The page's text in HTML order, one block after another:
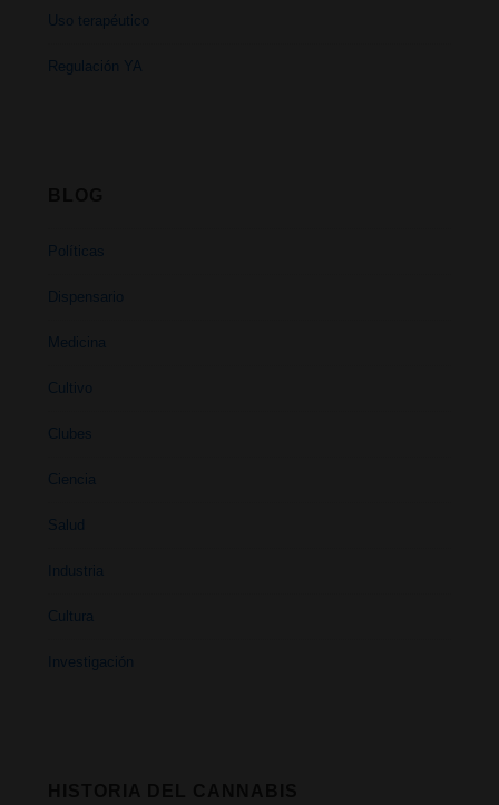
Uso terapéutico
Regulación YA
Políticas
Dispensario
Medicina
Cultivo
Clubes
Ciencia
Salud
Industria
Cultura
Investigación